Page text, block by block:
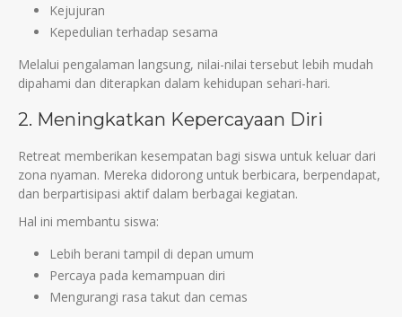
Kejujuran
Kepedulian terhadap sesama
Melalui pengalaman langsung, nilai-nilai tersebut lebih mudah
dipahami dan diterapkan dalam kehidupan sehari-hari.
2. Meningkatkan Kepercayaan Diri
Retreat memberikan kesempatan bagi siswa untuk keluar dari
zona nyaman. Mereka didorong untuk berbicara, berpendapat,
dan berpartisipasi aktif dalam berbagai kegiatan.
Hal ini membantu siswa:
Lebih berani tampil di depan umum
Percaya pada kemampuan diri
Mengurangi rasa takut dan cemas